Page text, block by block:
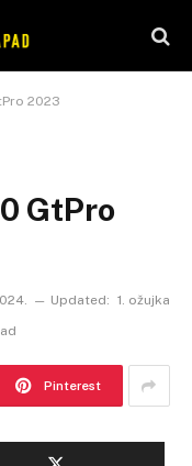
2023
GtPro
Updated: 1. ožujka
Pinterest